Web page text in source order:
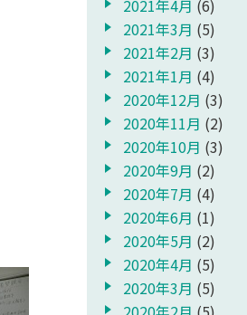
2021年4月 (6)
2021年3月 (5)
2021年2月 (3)
2021年1月 (4)
2020年12月 (3)
2020年11月 (2)
2020年10月 (3)
2020年9月 (2)
2020年7月 (4)
2020年6月 (1)
2020年5月 (2)
2020年4月 (5)
2020年3月 (5)